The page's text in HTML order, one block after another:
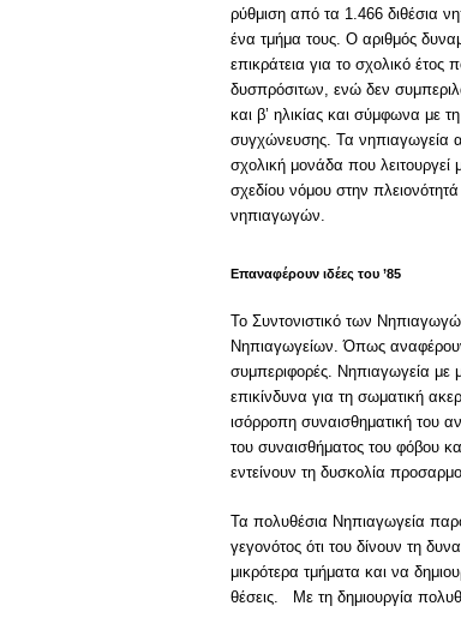
ρύθμιση από τα 1.466 διθέσια
ένα τμήμα τους. Ο αριθμός
επικράτεια για το σχολικό
δυσπρόσιτων, ενώ δεν
και β’ ηλικίας και σύμφωνα με
συγχώνευσης. Τα νηπιαγωγεία
σχολική μονάδα που
σχεδίου νόμου στην
νηπιαγωγών.
Επαναφέρουν ιδέες του ’85
To Συντονιστικό των
Νηπιαγωγείων. Όπως αναφέρουν
συμπεριφορές. Νηπιαγωγεία με
επικίνδυνα για τη σωματική
ισόρροπη συναισθηματική του
του συναισθήματος του φόβου
εντείνουν τη δυσκολία
Τα πολυθέσια Νηπιαγωγεία
γεγονότος ότι του δίνουν τη
μικρότερα τμήματα και να
θέσεις. Με τη δημιουργία